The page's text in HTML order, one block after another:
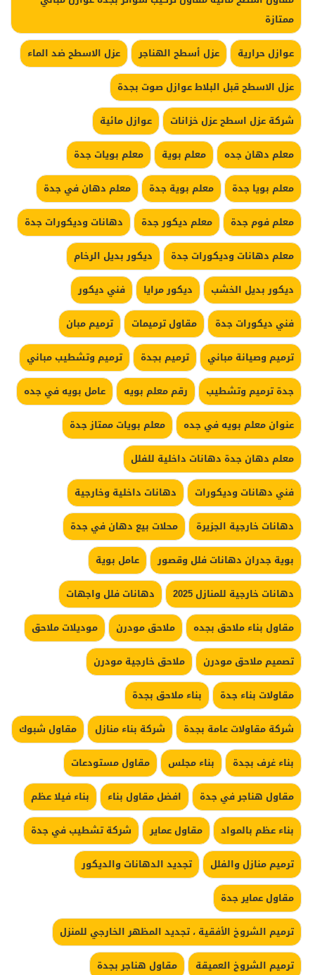
ممتازة
عوازل حرارية
عزل أسطح الهناجر
عزل الاسطح ضد الماء
عزل الاسطح قبل البلاط عوازل صوت بجدة
شركة عزل اسطح عزل خزانات
عوازل مائية
معلم دهان جده
معلم بوية
معلم بويات جدة
معلم بويا جدة
معلم بوية جدة
معلم دهان في جدة
معلم فوم جدة
معلم ديكور جدة
دهانات وديكورات جدة
معلم دهانات وديكورات جدة
ديكور بديل الرخام
ديكور بديل الخشب
ديكور مرايا
فني ديكور
فني ديكورات جدة
مقاول ترميمات
ترميم مبان
ترميم وصيانة مباني
ترميم بجدة
ترميم وتشطيب مباني
جدة ترميم وتشطيب
رقم معلم بويه
عامل بويه في جده
عنوان معلم بويه في جده
معلم بويات ممتاز جدة
معلم دهان جدة دهانات داخلية للفلل
فني دهانات وديكورات
دهانات داخلية وخارجية
دهانات خارجية الجزيرة
محلات بيع دهان في جدة
بوية جدران دهانات فلل وقصور
عامل بوية
دهانات خارجية للمنازل 2025
دهانات فلل واجهات
مقاول بناء ملاحق بجده
ملاحق مودرن
موديلات ملاحق
تصميم ملاحق مودرن
ملاحق خارجية مودرن
مقاولات بناء جدة
بناء ملاحق بجدة
شركة مقاولات عامة بجدة
شركة بناء منازل
مقاول شبوك
بناء غرف بجدة
بناء مجلس
مقاول مستودعات
مقاول هناجر في جدة
افضل مقاول بناء
بناء فيلا عظم
بناء عظم بالمواد
مقاول عماير
شركة تشطيب في جدة
ترميم منازل والفلل
تجديد الدهانات والديكور
مقاول عماير جدة
ترميم الشروخ الأفقية ، تجديد المظهر الخارجي للمنزل
ترميم الشروخ العميقة
مقاول هناجر بجدة